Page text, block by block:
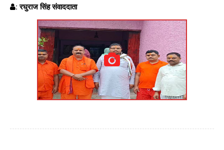
: रघुराज सिंह संवाददाता